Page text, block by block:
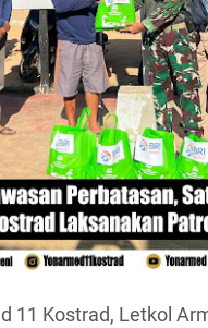
11 Kostrad, Letkol